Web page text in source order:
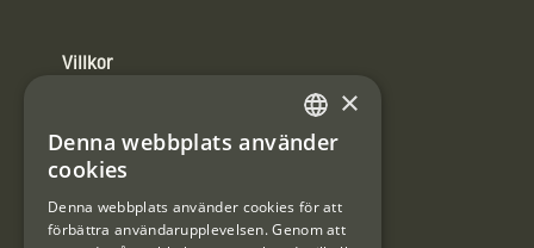
Villkor
Användarvillkor
#Interjaktfamily
SWEDISH
×
Denna webbplats använder
cookies
Denna webbplats använder cookies för att
förbättra användarupplevelsen. Genom att